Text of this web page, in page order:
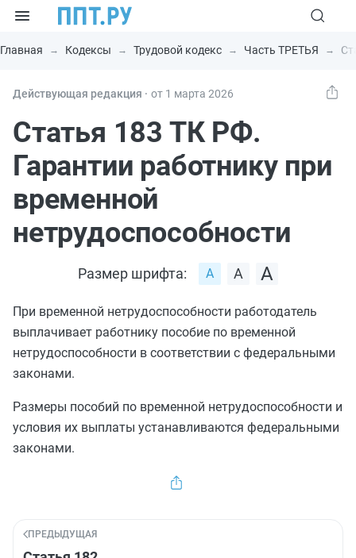
Главная Кодексы Трудовой кодекс Часть ТРЕТЬЯ
Действующая редакция ⸱ от 1 марта 2026
Статья 183 ТК РФ.
Гарантии работнику при
временной
нетрудоспособности
Размер шрифта:
При временной нетрудоспособности работодатель
выплачивает работнику пособие по временной
нетрудоспособности в соответствии с федеральными
законами.
Размеры пособий по временной нетрудоспособности и
условия их выплаты устанавливаются федеральными
законами.
ПРЕДЫДУЩАЯ